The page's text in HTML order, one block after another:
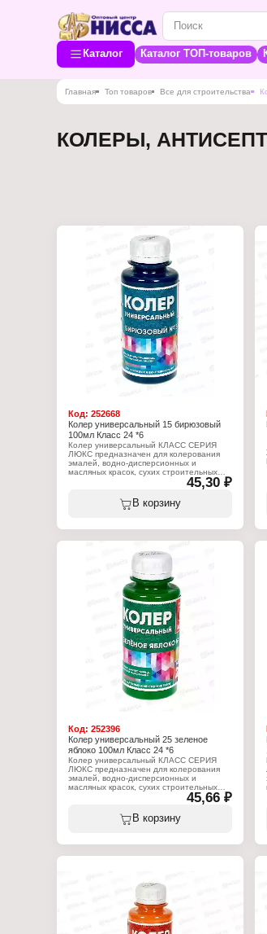
Каталог Каталог ТОП-товаров
Главная Топ товаров Все для строительства
КОЛЕРЫ,
Код: 252668
Колер универсальный 15 бирюзовый
100мл Класс 24 *6
Колер универсальный КЛАСС СЕРИЯ
ЛЮКС предназначен для колерования
эмалей, водно-дисперсионных и
масляных красок, сухих строительных
смесей, растворов, побелочных и других
составов. Применяется для внутренних и
наружных работ. Позволяет получить
неограниченное количество цветов и
Производитель: Континенталь
Торговая марка: КЛАСС
Линейка: Класс 24
Тип товара: Колер
Назначение: универсальный, для красок
Виды работ: для внутренних и наружных
Цвет: № 15 Бирюзовый
Состав: пигменты, функциональные
добавки, консервант в таре, вода
Объем: 100 мл
45,30 ₽
В корзину
Код: 252396
Колер универсальный 25 зеленое
яблоко 100мл Класс 24 *6
Колер универсальный КЛАСС СЕРИЯ
ЛЮКС предназначен для колерования
эмалей, водно-дисперсионных и
масляных красок, сухих строительных
смесей, растворов, побелочных и других
составов. Применяется для внутренних и
наружных работ. Позволяет получить
неограниченное количество цветов и
Производитель: Континенталь
Линейка: Класс 24
Назначение: универсальный, для красок
Виды работ: для внутренних и наружных
45,66 ₽
В корзину